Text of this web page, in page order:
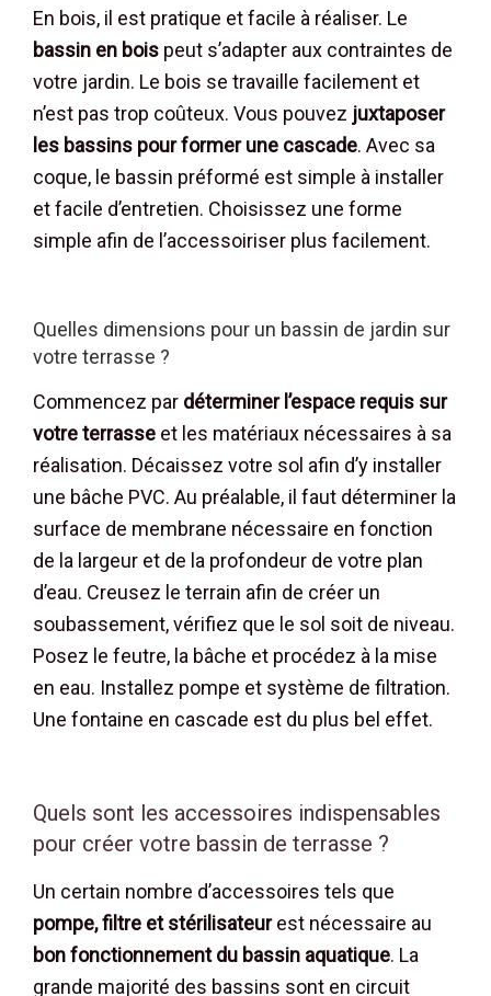
En bois, il est pratique et facile à réaliser. Le
bassin en bois peut s’adapter aux contraintes de
votre jardin. Le bois se travaille facilement et
n’est pas trop coûteux. Vous pouvez juxtaposer
les bassins pour former une cascade. Avec sa
coque, le bassin préformé est simple à installer
et facile d’entretien. Choisissez une forme
simple afin de l’accessoiriser plus facilement.
Quelles dimensions pour un bassin de jardin sur
votre terrasse ?
Commencez par déterminer l’espace requis sur
votre terrasse et les matériaux nécessaires à sa
réalisation. Décaissez votre sol afin d’y installer
une bâche PVC. Au préalable, il faut déterminer la
surface de membrane nécessaire en fonction
de la largeur et de la profondeur de votre plan
d’eau. Creusez le terrain afin de créer un
soubassement, vérifiez que le sol soit de niveau.
Posez le feutre, la bâche et procédez à la mise
en eau. Installez pompe et système de filtration.
Une fontaine en cascade est du plus bel effet.
Quels sont les accessoires indispensables
pour créer votre bassin de terrasse ?
Un certain nombre d’accessoires tels que
pompe, filtre et stérilisateurest nécessaire au
bon fonctionnement du bassin aquatique. La
grande majorité des bassins sont en circuit